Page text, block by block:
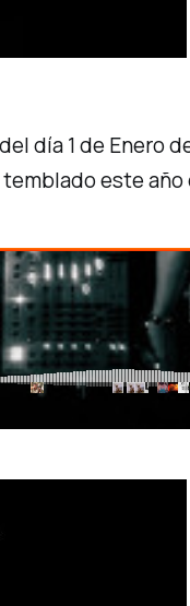
día 1 de Enero
este